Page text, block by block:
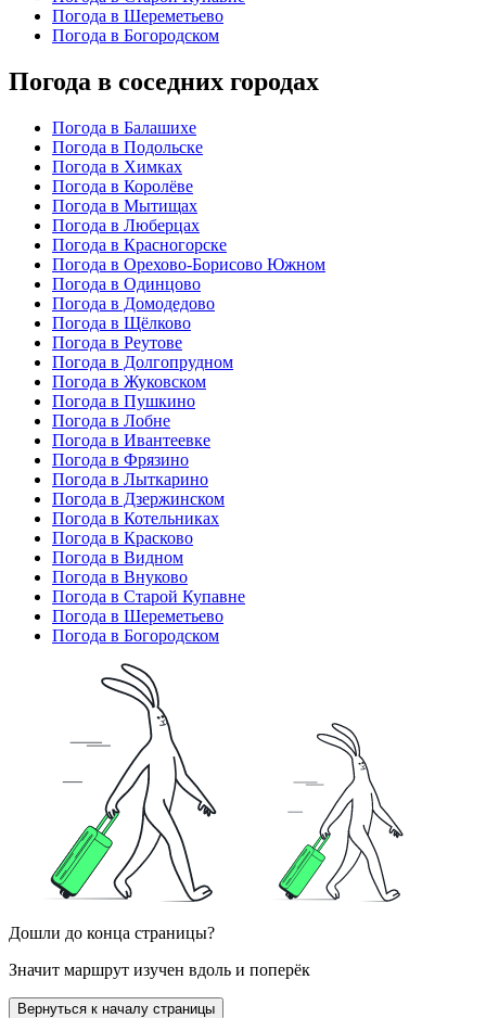
Погода в Шереметьево
Погода в Богородском
Погода в соседних городах
Погода в Балашихе
Погода в Подольске
Погода в Химках
Погода в Королёве
Погода в Мытищах
Погода в Люберцах
Погода в Красногорске
Погода в Орехово-Борисово Южном
Погода в Одинцово
Погода в Домодедово
Погода в Щёлково
Погода в Реутове
Погода в Долгопрудном
Погода в Жуковском
Погода в Пушкино
Погода в Лобне
Погода в Ивантеевке
Погода в Фрязино
Погода в Лыткарино
Погода в Дзержинском
Погода в Котельниках
Погода в Красково
Погода в Видном
Погода в Внуково
Погода в Старой Купавне
Погода в Шереметьево
Погода в Богородском
Дошли до конца страницы?
Значит маршрут изучен вдоль и поперёк
Вернуться к началу страницы